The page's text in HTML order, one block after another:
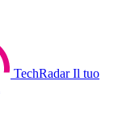
TechRadar Il tuo